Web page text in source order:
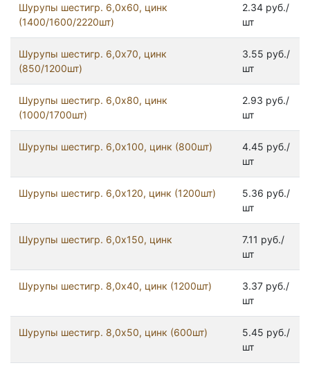
Шурупы шестигр. 6,0x60, цинк
(1400/1600/2220шт)
2.34 руб./
шт
Шурупы шестигр. 6,0x70, цинк
(850/1200шт)
3.55 руб./
шт
Шурупы шестигр. 6,0x80, цинк
(1000/1700шт)
2.93 руб./
шт
Шурупы шестигр. 6,0х100, цинк (800шт)
4.45 руб./
шт
Шурупы шестигр. 6,0х120, цинк (1200шт)
5.36 руб./
шт
Шурупы шестигр. 6,0х150, цинк
7.11 руб./
шт
Шурупы шестигр. 8,0x40, цинк (1200шт)
3.37 руб./
шт
Шурупы шестигр. 8,0x50, цинк (600шт)
5.45 руб./
шт